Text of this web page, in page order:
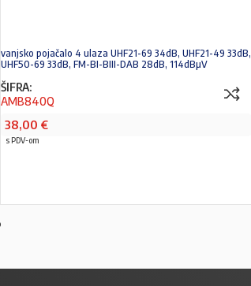
vanjsko pojačalo 4 ulaza UHF21-69 34dB, UHF21-49 33dB,
UHF50-69 33dB, FM-BI-BIII-DAB 28dB, 114dBµV
ŠIFRA:
AMB840Q
38,00 €
s PDV-om